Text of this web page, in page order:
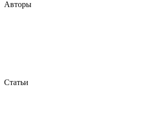
Авторы
Статьи